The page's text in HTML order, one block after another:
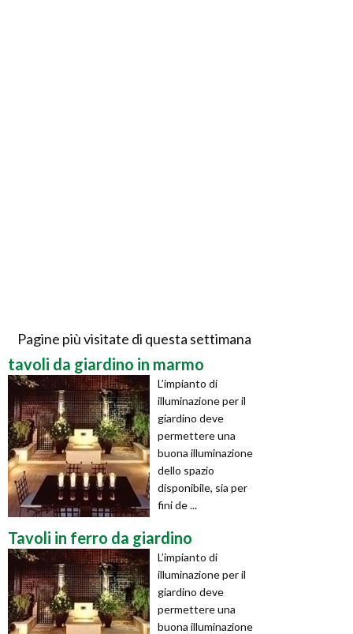
Pagine più visitate di questa settimana
tavoli da giardino in marmo
L’impianto di
illuminazione per il
giardino deve
permettere una
buona illuminazione
dello spazio
disponibile, sia per
fini de ...
Tavoli in ferro da giardino
L’impianto di
illuminazione per il
giardino deve
permettere una
buona illuminazione